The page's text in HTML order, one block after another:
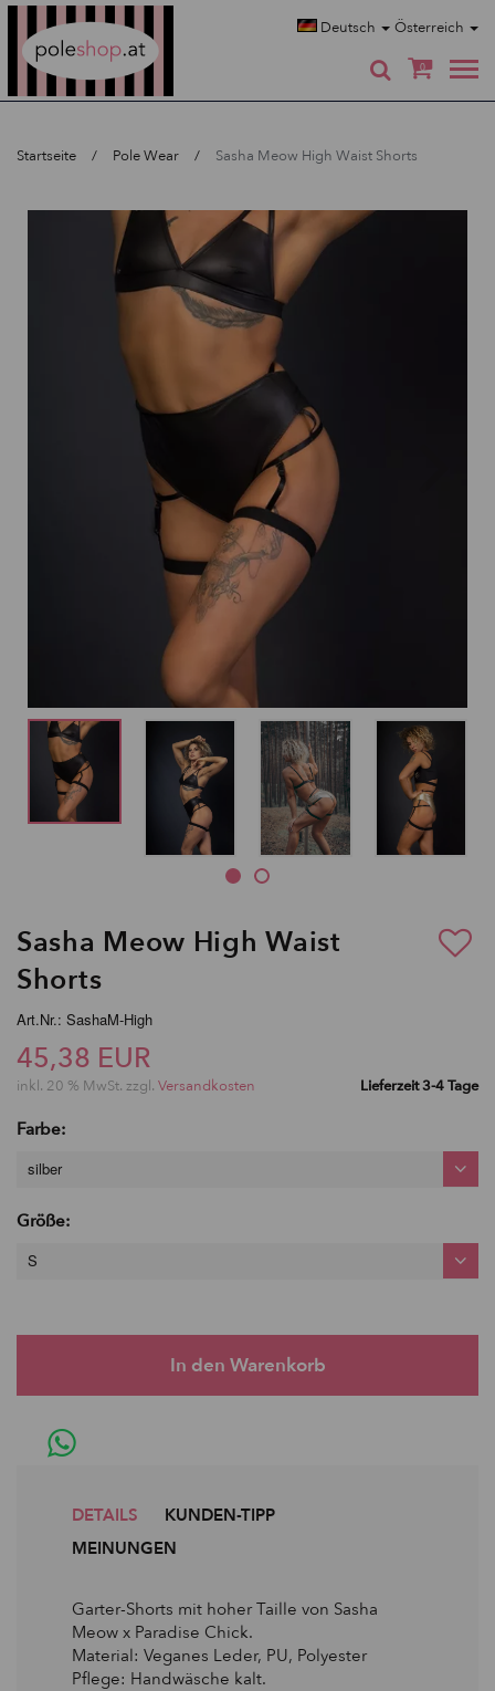
Deutsch Österreich
0
Startseite Pole Wear Sasha Meow High Waist Shorts
Sasha Meow High Waist
Shorts
Art.Nr.: SashaM-High
45,38 EUR
inkl. 20 % MwSt. zzgl. Versandkosten Lieferzeit 3-4 Tage
Farbe:
silber
Größe:
S
DETAILS
KUNDEN-TIPP
MEINUNGEN
Garter-Shorts mit hoher Taille von Sasha
Meow x Paradise Chick.
Material: Veganes Leder, PU, Polyester
Pflege: Handwäsche kalt.